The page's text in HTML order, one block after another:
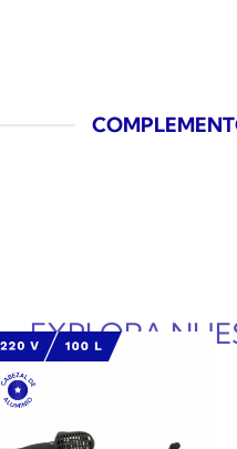
EXPLORA